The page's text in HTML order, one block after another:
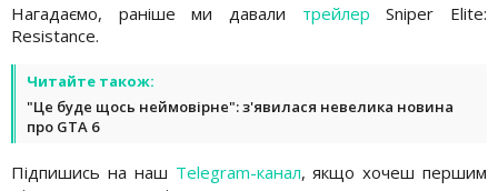
Нагадаємо, раніше ми давали трейлер Sniper Elite:
Resistance.
Читайте також:
"Це буде щось неймовірне": з'явилася невелика новина
про GTA 6
Підпишись на наш Telegram-канал, якщо хочеш першим